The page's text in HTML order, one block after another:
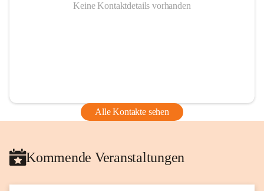
Keine Kontaktdetails vorhanden
Alle Kontakte sehen
Kommende Veranstaltungen